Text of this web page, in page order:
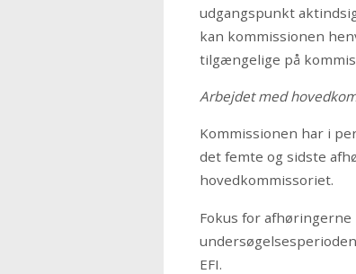
udgangspunkt
kan kommissionen
tilgængelige på
Arbejdet med
Kommissionen har i
det femte og sidste
hovedkommissoriet.
Fokus for
EFI.